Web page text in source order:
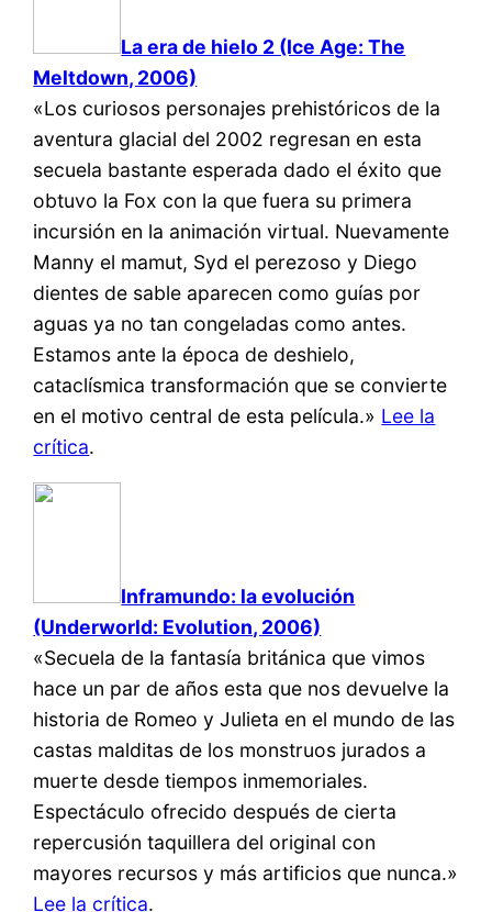
La era de hielo 2 (Ice Age: The
Meltdown, 2006)
«Los curiosos personajes prehistóricos de la
aventura glacial del 2002 regresan en esta
secuela bastante esperada dado el éxito que
obtuvo la Fox con la que fuera su primera
incursión en la animación virtual. Nuevamente
Manny el mamut, Syd el perezoso y Diego
dientes de sable aparecen como guías por
aguas ya no tan congeladas como antes.
Estamos ante la época de deshielo,
cataclísmica transformación que se convierte
en el motivo central de esta película.» Lee la
crítica.
Inframundo: la evolución
(Underworld: Evolution, 2006)
«Secuela de la fantasía británica que vimos
hace un par de años esta que nos devuelve la
historia de Romeo y Julieta en el mundo de las
castas malditas de los monstruos jurados a
muerte desde tiempos inmemoriales.
Espectáculo ofrecido después de cierta
repercusión taquillera del original con
mayores recursos y más artificios que nunca.»
Lee la crítica.